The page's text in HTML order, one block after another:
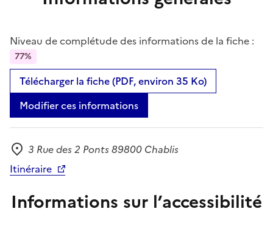
Niveau de complétude des informations de la fiche :
77%
Télécharger la fiche (PDF, environ 35 Ko)
Modifier ces informations
Adresse
3 Rue des 2 Ponts 89800 Chablis
Itinéraire
Informations sur l’accessibilité